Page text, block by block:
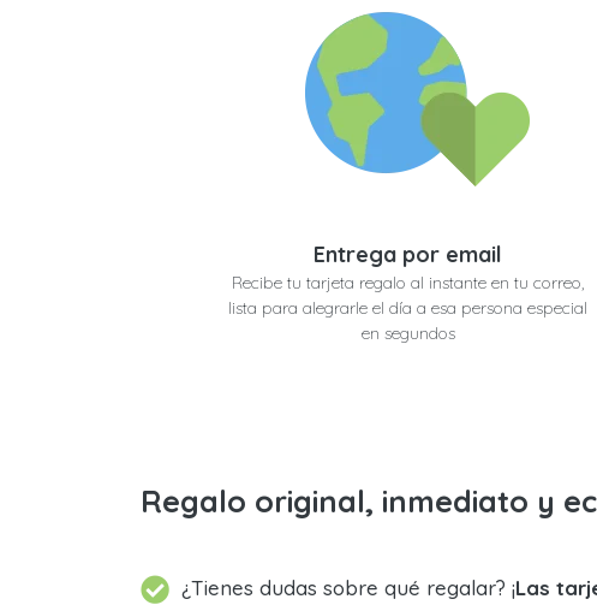
Entrega por email
Recibe tu tarjeta regalo al instante en tu correo,
lista para alegrarle el día a esa persona especial
en segundos
Regalo original, inmediato y
¿Tienes dudas sobre qué regalar? ¡Las